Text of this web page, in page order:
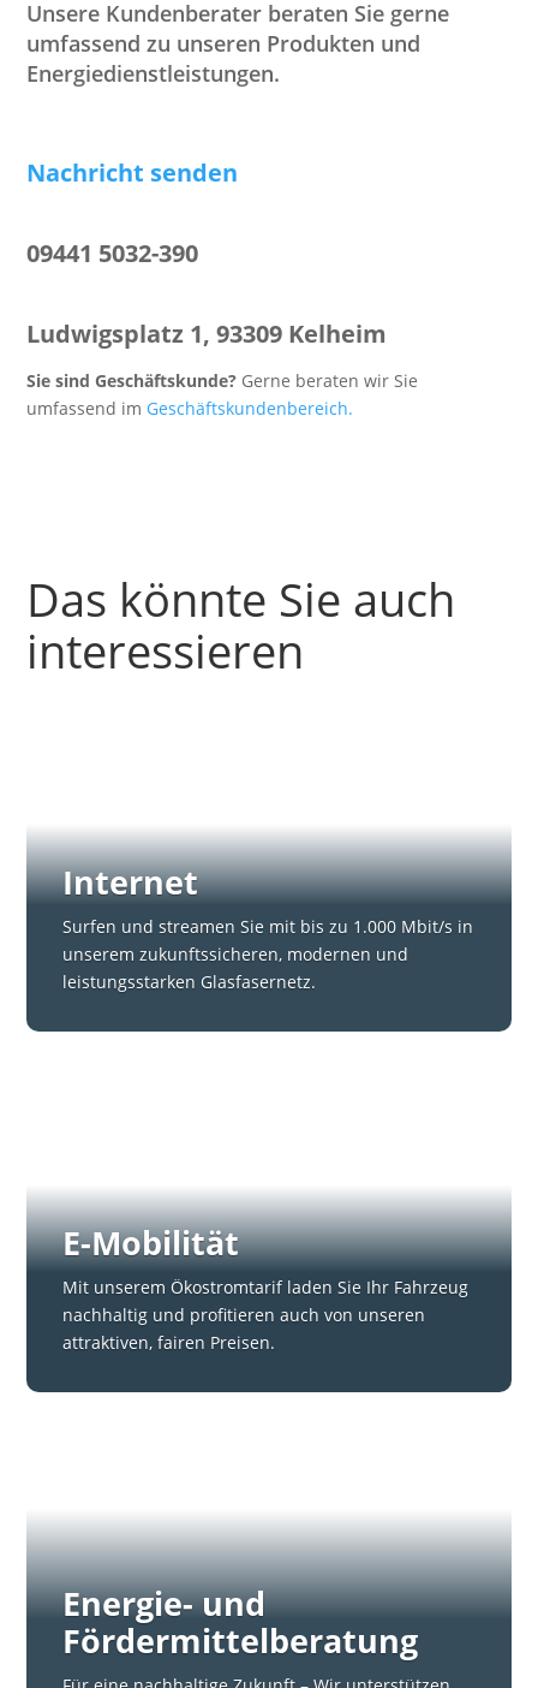
Unsere Kundenberater beraten Sie gerne
umfassend zu unseren Produkten und
Energiedienstleistungen.
Nachricht senden
09441 5032-390
Ludwigsplatz 1, 93309 Kelheim
Sie sind Geschäftskunde? Gerne beraten wir Sie
umfassend im Geschäftskundenbereich.
Das könnte Sie auch
interessieren
Internet
Surfen und streamen Sie mit bis zu 1.000 Mbit/s in
unserem zukunftssicheren, modernen und
leistungsstarken Glasfasernetz.
E-Mobilität
Mit unserem Ökostromtarif laden Sie Ihr Fahrzeug
nachhaltig und profitieren auch von unseren
attraktiven, fairen Preisen.
Energie- und
Fördermittelberatung